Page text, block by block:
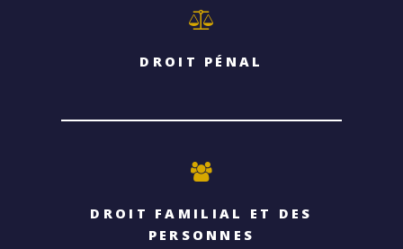
DROIT PÉNAL
DROIT FAMILIAL ET DES
PERSONNES